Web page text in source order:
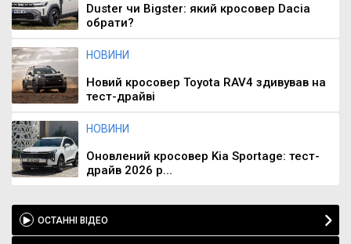
Duster чи Bigster: який кросовер Dacia
обрати?
НОВИНИ
Новий кросовер Toyota RAV4 здивував на
тест-драйві
НОВИНИ
Оновлений кросовер Kia Sportage: тест-
драйв 2026 р...
ОСТАННІ ВІДЕО